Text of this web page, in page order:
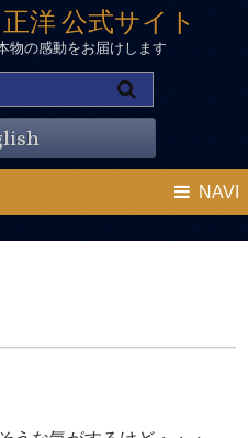
洋 公式サイト
物の感動をお届けします
NAVI